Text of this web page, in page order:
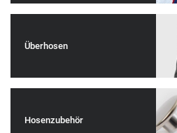
Überhosen
Hosenzubehör